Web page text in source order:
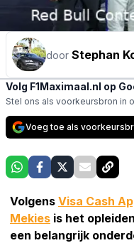
door Stephan
Volg F1Maximaal.nl op
Stel ons als voorkeursbron in
Voeg toe als
Volgens Visa Cash
Mekies is het
een belangrijk